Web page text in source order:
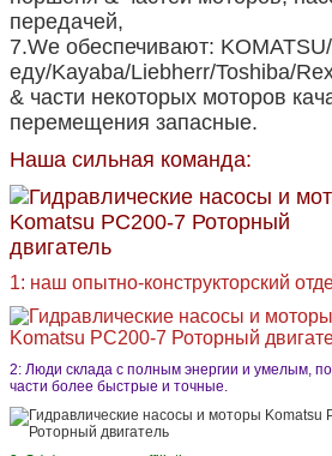
передачей,
7.We обеспечивают:
еду/Kayaba/Liebherr/Toshiba/
& части некоторых моторов
перемещения запасные.
Наша сильная команда:
1: наш опытно-конструкторский
2: Люди склада с полным энергии и умелым,
части более быстрые и точные.